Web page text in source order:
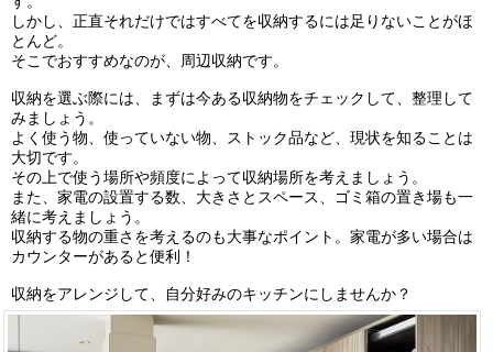
しかし、正直それだけではすべてを収納するには足りないことがほ
とんど。
そこでおすすめなのが、周辺収納です。
収納を選ぶ際には、まずは今ある収納物をチェックして、整理して
みましょう。
よく使う物、使っていない物、ストック品など、現状を知ることは
大切です。
その上で使う場所や頻度によって収納場所を考えましょう。
また、家電の設置する数、大きさとスペース、ゴミ箱の置き場も一
緒に考えましょう。
収納する物の重さを考えるのも大事なポイント。家電が多い場合は
カウンターがあると便利！
収納をアレンジして、自分好みのキッチンにしませんか？